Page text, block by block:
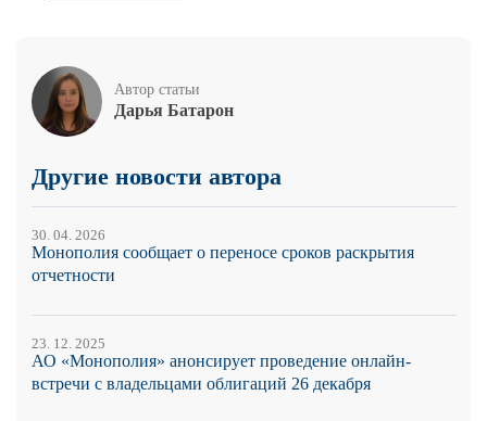
Автор статьи
Дарья Батарон
Другие новости автора
30. 04. 2026
Монополия сообщает о переносе сроков раскрытия
отчетности
23. 12. 2025
АО «Монополия» анонсирует проведение онлайн-
встречи с владельцами облигаций 26 декабря